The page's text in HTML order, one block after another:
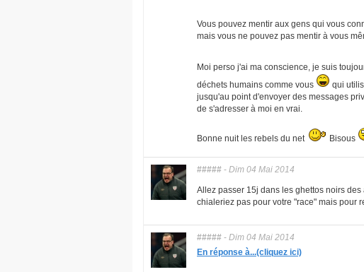
Vous pouvez mentir aux gens qui vous
mais vous ne pouvez pas mentir à vous
Moi perso j'ai ma conscience, je suis
déchets humains comme vous
qui
jusqu'au point d'envoyer des messages
de s'adresser à moi en vrai.
Bonne nuit les rebels du net Bisous
##### - Dim 04 Mai 2014
Allez passer 15j dans les ghettos noirs
chialeriez pas pour votre "race" mais pour
##### - Dim 04 Mai 2014
En réponse à...(cliquez ici)